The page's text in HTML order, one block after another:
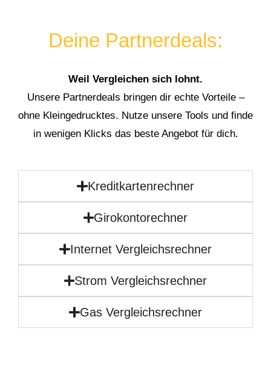
Deine Partnerdeals:
Weil Vergleichen sich lohnt.
Unsere Partnerdeals bringen dir echte Vorteile –
ohne Kleingedrucktes. Nutze unsere Tools und finde
in wenigen Klicks das beste Angebot für dich.
Kreditkartenrechner
Girokontorechner
Internet Vergleichsrechner
Strom Vergleichsrechner
Gas Vergleichsrechner